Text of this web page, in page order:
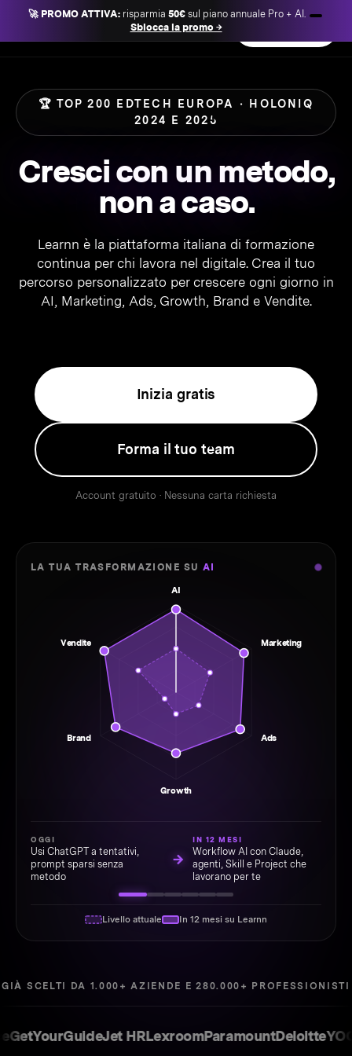
🚀 PROMO ATTIVA: risparmia 50€ sul piano annuale Pro + AI.
Sblocca la promo →
Accedi
🏆 TOP 200 EDTECH EUROPA · HOLONIQ
2024 E 2025
Cresci con un metodo,
non a caso.
Learnn è la piattaforma italiana di formazione
continua per chi lavora nel digitale. Crea il tuo
percorso personalizzato per crescere ogni giorno in
AI, Marketing, Ads, Growth, Brand e Vendite.
Inizia gratis
Forma il tuo team
Account gratuito · Nessuna carta richiesta
LA TUA TRASFORMAZIONE SUAI
AI
Marketing
Ads
Growth
Brand
Vendite
OGGI
Usi ChatGPT a tentativi,
prompt sparsi senza
metodo
→
IN 12 MESI
Workflow AI con Claude,
agenti, Skill e Project che
lavorano per te
Livello attuale In 12 mesi su Learnn
GIÀ SCELTI DA 1.000+ AZIENDE E 280.000+ PROFESSIONISTI
Jet HRLexroomParamountDeloitteYOOX